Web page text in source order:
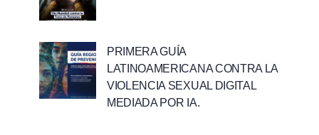
PRIMERA GUÍA
LATINOAMERICANA CONTRA LA
VIOLENCIA SEXUAL DIGITAL
MEDIADA POR IA.